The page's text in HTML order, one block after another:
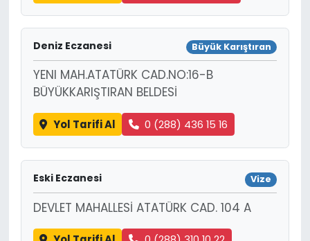
Deniz Eczanesi Büyük Karıştıran
YENI MAH.ATATÜRK CAD.NO:16-B
BÜYÜKKARIŞTIRAN BELDESİ
Yol Tarifi Al 0 (288) 436 15 16
Eski Eczanesi Vize
DEVLET MAHALLESİ ATATÜRK CAD. 104 A